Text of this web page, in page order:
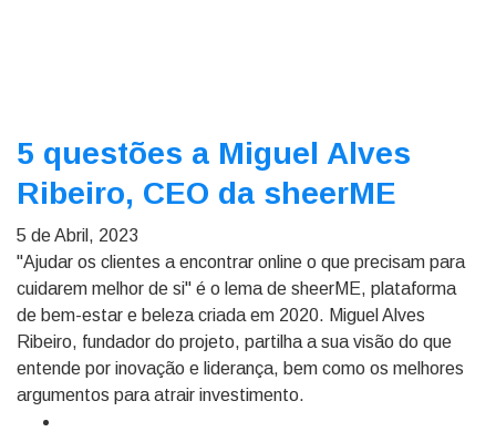
5 questões a Miguel Alves
Ribeiro, CEO da sheerME
5 de Abril, 2023
"Ajudar os clientes a encontrar online o que precisam para
cuidarem melhor de si" é o lema de sheerME, plataforma
de bem-estar e beleza criada em 2020. Miguel Alves
Ribeiro, fundador do projeto, partilha a sua visão do que
entende por inovação e liderança, bem como os melhores
argumentos para atrair investimento.